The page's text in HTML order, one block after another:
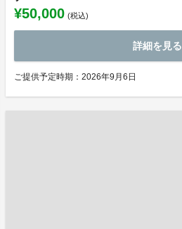
¥50,000 (税込)
詳細を見る
ご提供予定時期：2026年9月6日